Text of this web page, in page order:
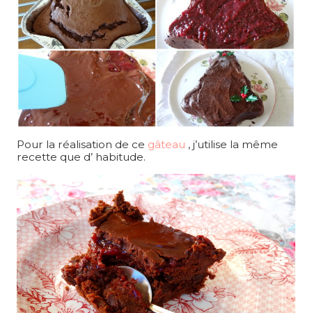
Pour la réalisation de ce gâteau , j’utilise la même
recette que d’ habitude.